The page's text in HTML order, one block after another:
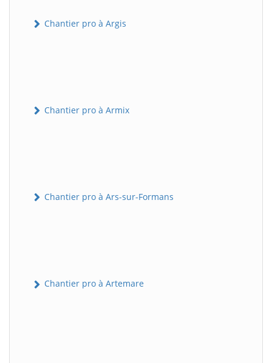
Chantier pro à Argis
Chantier pro à Armix
Chantier pro à Ars-sur-Formans
Chantier pro à Artemare